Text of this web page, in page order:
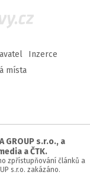
Inzerce
místa
GROUP s.r.o., a
a ČTK.
zpřístupňování článků a
s.r.o. zakázáno.